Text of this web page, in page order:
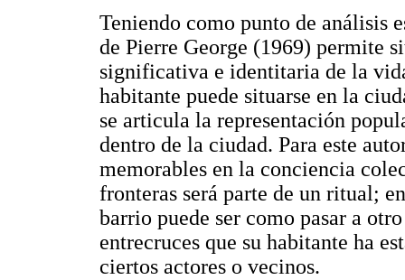
Teniendo como punto de análisis
de Pierre George (1969) permite
significativa e identitaria de la
habitante puede situarse en la
se articula la representación
dentro de la ciudad. Para este
memorables en la conciencia
fronteras será parte de un ritual;
barrio puede ser como pasar a
entrecruces que su habitante ha
ciertos actores o vecinos.